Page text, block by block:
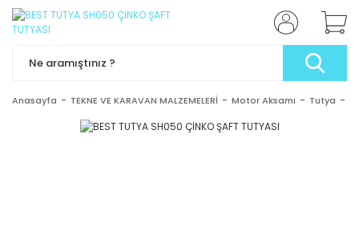
Anasayfa TEKNE VE KARAVAN MALZEMELERİ Motor Aksamı Tutya